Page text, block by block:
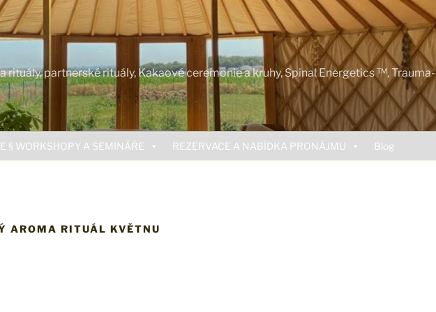
rituály, partnerské rituály, Kakaové ceremonie a kruhy, Spinal Energetics ™, Trauma-
§ WORKSHOPY A SEMINÁŘE REZERVACE A NABÍDKA PRONÁJMU Blog
AROMA RITUÁL KVĚTNU